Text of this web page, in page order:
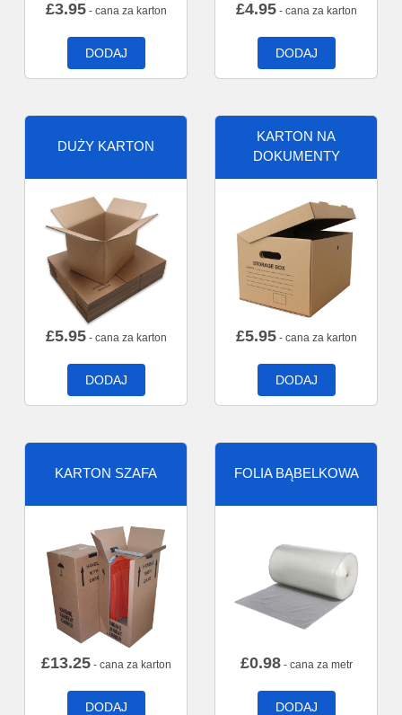
£3.95- cana za karton
DODAJ
£4.95- cana za karton
DODAJ
DUŻY KARTON
£5.95- cana za karton
DODAJ
KARTON NA
DOKUMENTY
£5.95- cana za karton
DODAJ
KARTON SZAFA
£13.25- cana za karton
DODAJ
FOLIA BĄBELKOWA
£0.98- cana za metr
DODAJ